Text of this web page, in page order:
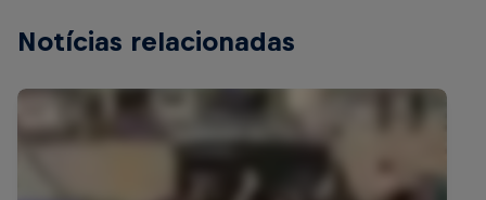
Notícias relacionadas